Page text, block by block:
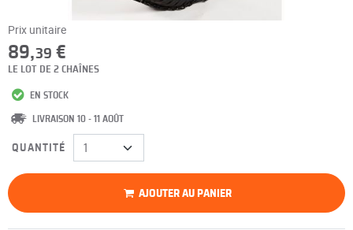
Prix unitaire
89,39 €
LE LOT DE 2 CHAÎNES
EN STOCK
LIVRAISON 10 - 11 AOÛT
QUANTITÉ
AJOUTER AU PANIER